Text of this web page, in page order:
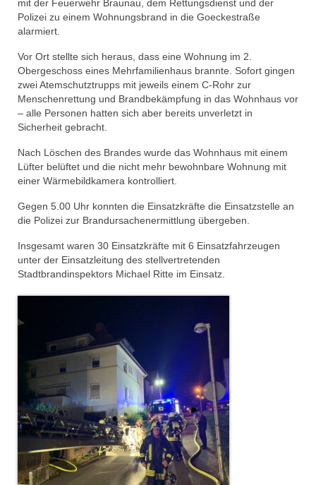
Jahresrückblick 2019
Jahresrückblick 2021
Jahresrückblick 2022
Jahresrückblick 2023
Jahresrückblick 2024
Tag der offenen Tür 2015
Tag der offenen Tür 2018
mit der Feuerwehr Braunau, dem Rettungsdienst und der
Polizei zu einem Wohnungsbrand in die Goeckestraße
alarmiert.
Vor Ort stellte sich heraus, dass eine Wohnung im 2.
Obergeschoss eines Mehrfamilienhaus brannte. Sofort gingen
zwei Atemschutztrupps mit jeweils einem C-Rohr zur
Menschenrettung und Brandbekämpfung in das Wohnhaus vor
– alle Personen hatten sich aber bereits unverletzt in
Sicherheit gebracht.
Nach Löschen des Brandes wurde das Wohnhaus mit einem
Lüfter belüftet und die nicht mehr bewohnbare Wohnung mit
einer Wärmebildkamera kontrolliert.
Gegen 5.00 Uhr konnten die Einsatzkräfte die Einsatzstelle an
die Polizei zur Brandursachenermittlung übergeben.
Insgesamt waren 30 Einsatzkräfte mit 6 Einsatzfahrzeugen
unter der Einsatzleitung des stellvertretenden
Stadtbrandinspektors Michael Ritte im Einsatz.